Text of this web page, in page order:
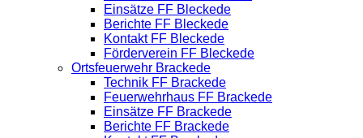
Einsätze FF Bleckede
Berichte FF Bleckede
Kontakt FF Bleckede
Förderverein FF Bleckede
Ortsfeuerwehr Brackede
Technik FF Brackede
Feuerwehrhaus FF Brackede
Einsätze FF Brackede
Berichte FF Brackede